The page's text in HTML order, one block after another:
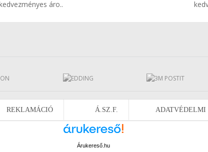
áro..
REKLAMÁCIÓ Á.SZ.F.
Árukereső.hu